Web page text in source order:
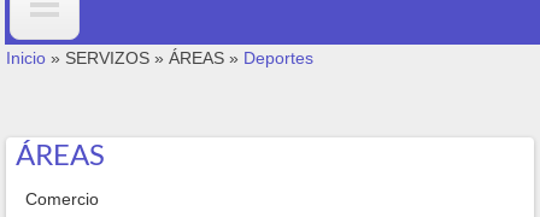
Formulario de busca
Inicio » SERVIZOS » ÁREAS » Deportes
ÁREAS
Comercio